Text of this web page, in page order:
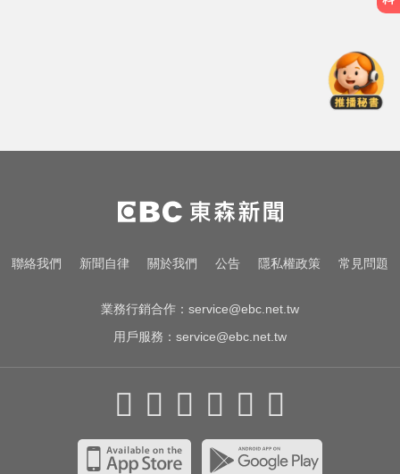
最大建築」 亮點一次看
女藝人遭經紀人「車內侵犯」 錄音
檔成鐵證
台中市長選情！江啟臣38.2%領先何
聯絡我們 新聞自律 關於我們 公告 隱私權政策 常見問題
業務行銷合作： service@ebc.net.tw
用戶服務： service@ebc.net.tw